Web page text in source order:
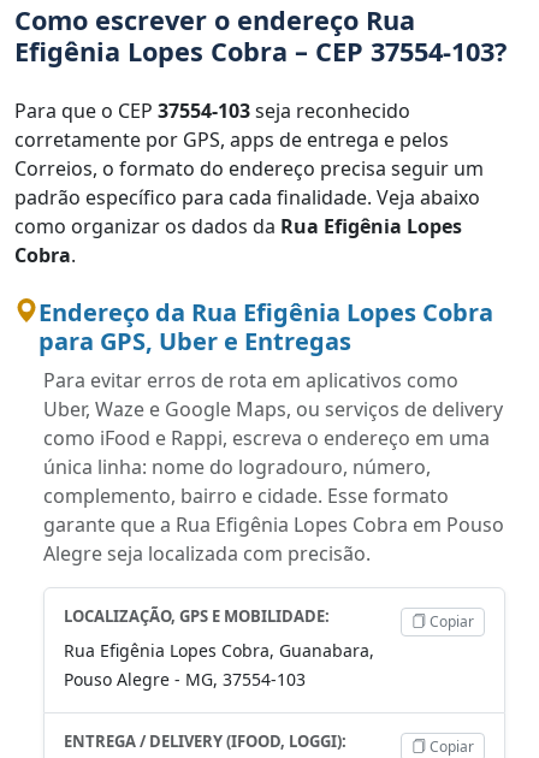
Como escrever o endereço Rua
Efigênia Lopes Cobra – CEP 37554-103?
Para que o CEP 37554-103seja reconhecido
corretamente por GPS, apps de entrega e pelos
Correios, o formato do endereço precisa seguir um
padrão específico para cada finalidade. Veja abaixo
como organizar os dados da Rua Efigênia Lopes
Cobra.
Endereço da Rua Efigênia Lopes Cobra
para GPS, Uber e Entregas
Para evitar erros de rota em aplicativos como
Uber, Waze e Google Maps, ou serviços de delivery
como iFood e Rappi, escreva o endereço em uma
única linha: nome do logradouro, número,
complemento, bairro e cidade. Esse formato
garante que a Rua Efigênia Lopes Cobra em Pouso
Alegre seja localizada com precisão.
LOCALIZAÇÃO, GPS E MOBILIDADE:
Rua Efigênia Lopes Cobra, Guanabara,
Pouso Alegre - MG, 37554-103
Copiar
ENTREGA / DELIVERY (IFOOD, LOGGI): Copiar